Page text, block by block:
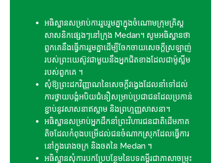
អធិស្ឋាន​សម្រាប់​ការ​រួបរួម​គ្នា​ក្នុង​ចំណោម​ក្រុម​គ្រិស្ត​
សាសនិក​ផ្សេងៗ​នៅ​ក្រុង Medan។ សូម​អធិស្ឋាន​ថា​
ពួកគេ​នឹង​ធ្វើ​ការ​រួម​គ្នា​ដើម្បី​ចែកចាយ​សេចក្ដី​ស្រឡាញ់​
របស់​ព្រះយេស៊ូវ​ជាមួយ​នឹង​អ្នក​ជិតខាង​ដែល​ជា​ម៉ូស្លីម​
របស់​ពួកគេ ។
សុំឱ្យព្រះដកវិញ្ញាណនៃសេចក្តីវង្វេងដែលនាំទៅដល់
ការថ្វាយបង្គំអបិយជំនឿសម្រាប់ប្រជាជនដែលប្រកាន់
ខ្ជាប់នូវសាសនាឥស្លាម និងព្រហ្មញ្ញសាសនា។
អធិស្ឋានសម្រាប់អ្នកដឹកនាំព្រះវិហារជនជាតិដើមភាគ
តិចដែលកំពុងបម្រើដល់ជនចំណាកស្រុកដែលធ្វើការ
នៅក្នុងរោងចក្រ និងចតនៃ Medan ។
អធិស្ឋាន​សុំ​ការ​បក​ប្រែ​បន្ថែម​នៃ​បទ​គម្ពីរ​ជា​ភាសា​ចម្រុះ​